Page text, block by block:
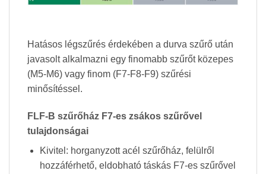
Hatásos légszűrés érdekében a durva szűrő után
javasolt alkalmazni egy finomabb szűrőt közepes
(M5-M6) vagy finom (F7-F8-F9) szűrési
minősítéssel.
FLF-B szűrőház F7-es zsákos szűrővel
tulajdonságai
Kivitel: horganyzott acél szűrőház, felülről
hozzáférhető, eldobható táskás F7-es szűrővel